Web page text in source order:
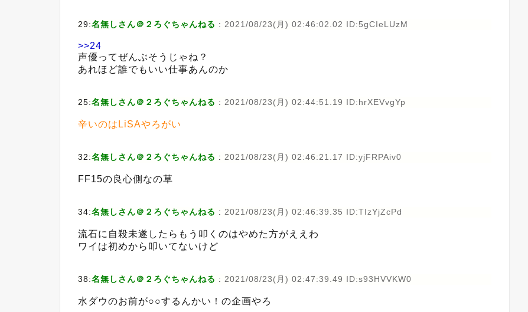
29:名無しさん＠２ろぐちゃんねる : 2021/08/23(月) 02:46:02.02 ID:5gCIeLUzM
>>24
声優ってぜんぶそうじゃね？
あれほど誰でもいい仕事あんのか
25:名無しさん＠２ろぐちゃんねる : 2021/08/23(月) 02:44:51.19 ID:hrXEVvgYp
辛いのはLiSAやろがい
32:名無しさん＠２ろぐちゃんねる : 2021/08/23(月) 02:46:21.17 ID:yjFRPAiv0
FF15の良心側なの草
34:名無しさん＠２ろぐちゃんねる : 2021/08/23(月) 02:46:39.35 ID:TIzYjZcPd
流石に自殺未遂したらもう叩くのはやめた方がええわ
ワイは初めから叩いてないけど
38:名無しさん＠２ろぐちゃんねる : 2021/08/23(月) 02:47:39.49 ID:s93HVVKW0
水ダウのお前が○○するんかい！の企画やろ